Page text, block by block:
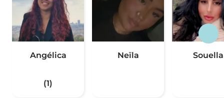
Angélica
(1)
Neïla Souella